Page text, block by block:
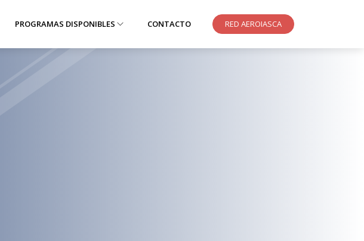
PROGRAMAS DISPONIBLES CONTACTO RED AEROIASCA